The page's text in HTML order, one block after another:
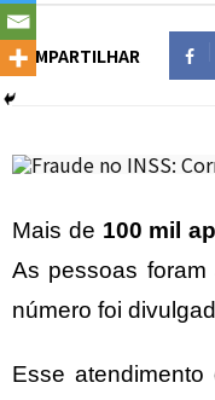
COMPARTILHAR
Mais de 100 mil
As pessoas foram
número foi
Esse